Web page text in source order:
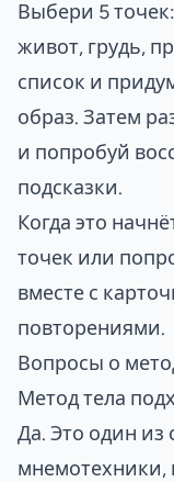
Выбери 5
живот, грудь,
список и
образ. Затем
и попробуй
подсказки.
Когда это
точек или
вместе с
повторениями.
Вопросы о
Метод тела
Да. Это один из
мнемотехники,